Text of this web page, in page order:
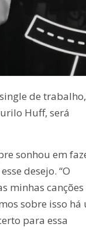
de trabalho,
Huff, será
sonhou em
desejo. “O
minhas canções
sobre isso há
para essa